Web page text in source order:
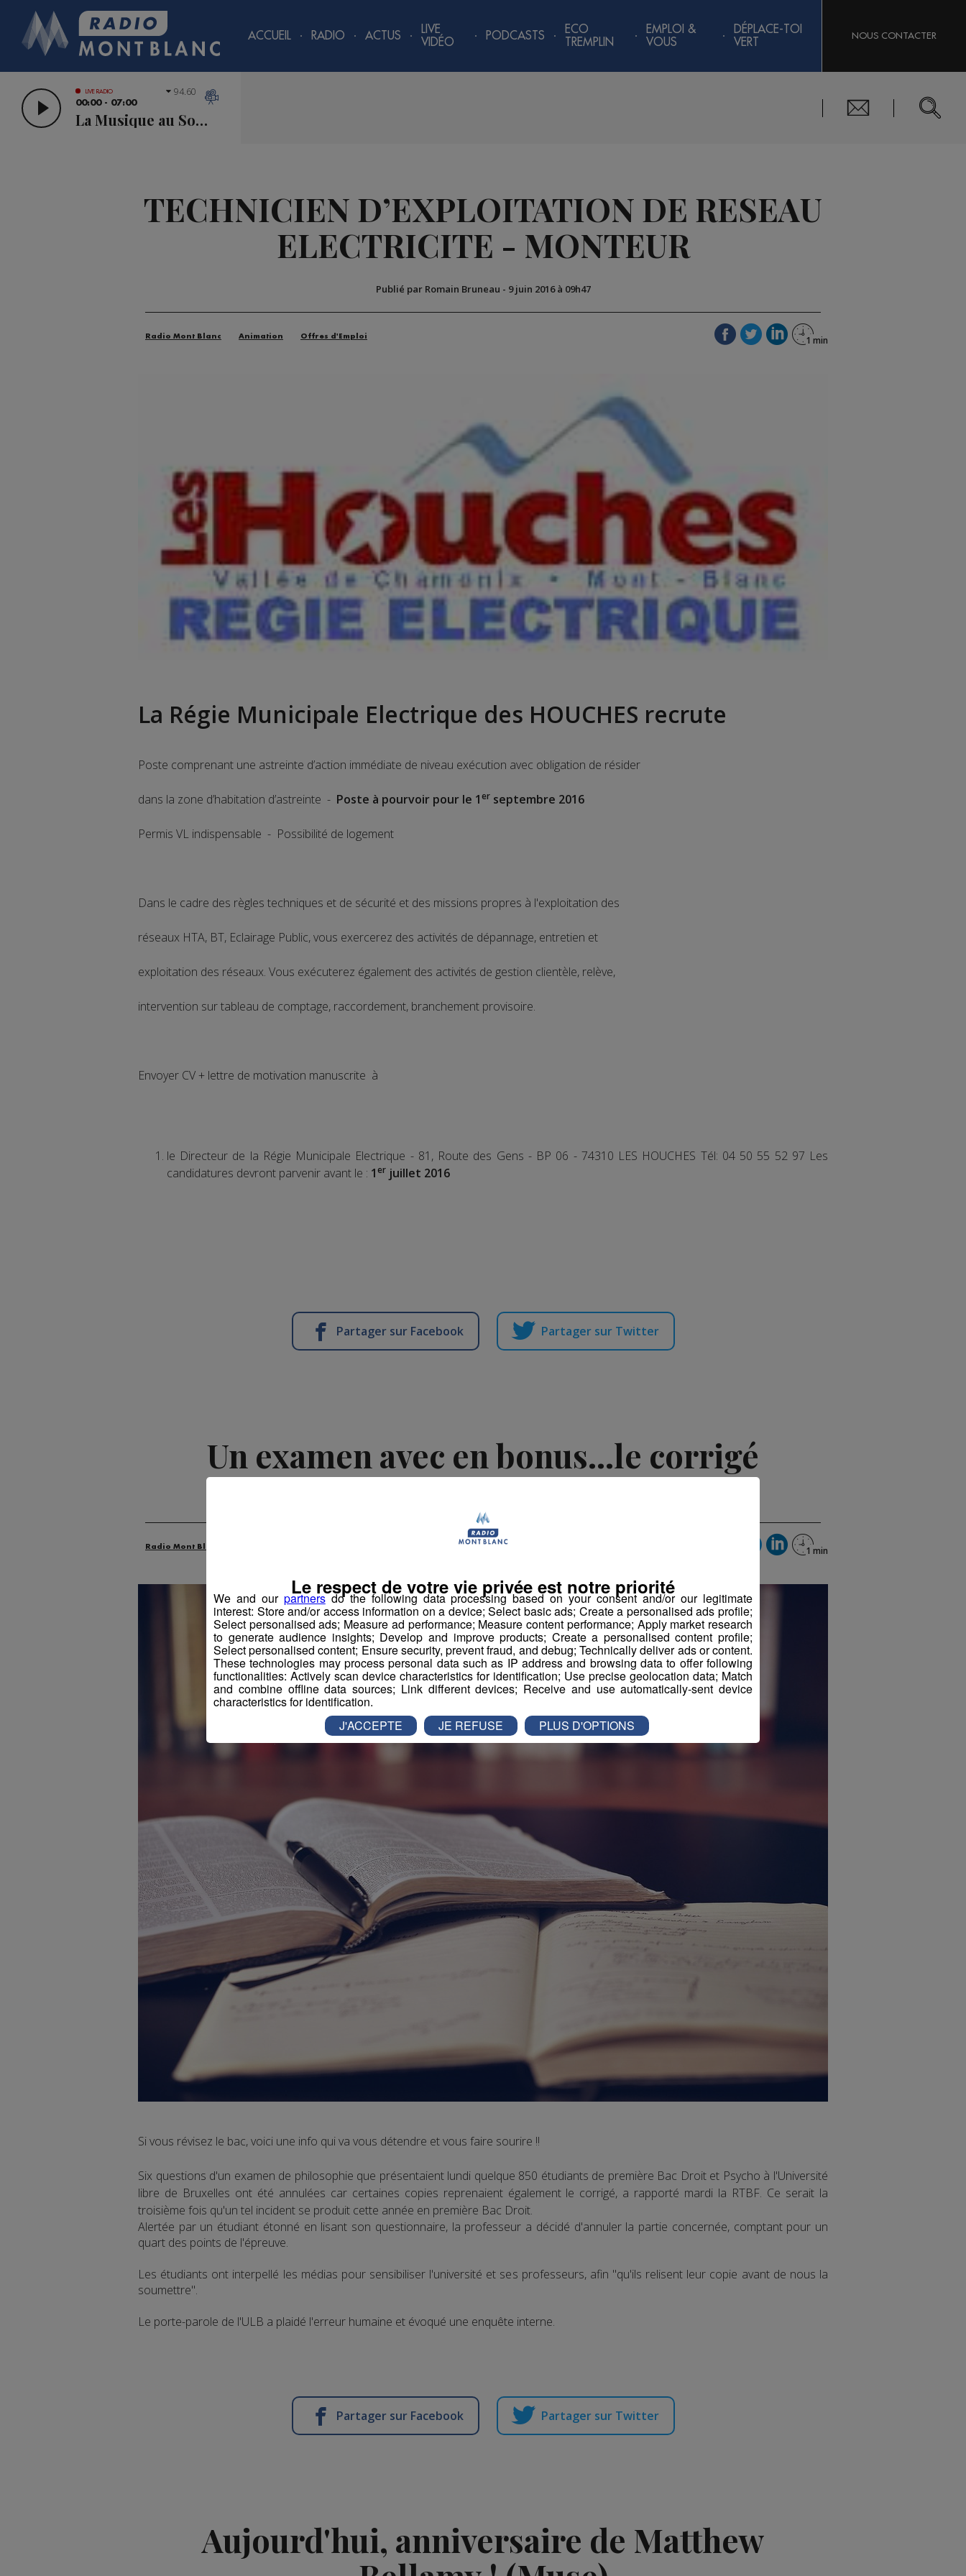
ACCUEIL RADIO ACTUS
LIVE
VIDÉO
PODCASTS
ECO
TREMPLIN
EMPLOI &
VOUS
DÉPLACE-TOI
VERT
NOUS CONTACTER
LIVE RADIO
00:00 - 07:00
La Musique au Sommet
94.60
TECHNICIEN D’EXPLOITATION DE RESEAU
ELECTRICITE - MONTEUR
Publié par Romain Bruneau - 9 juin 2016 à 09h47
Radio Mont Blanc Animation Offres d'Emploi
La Régie Municipale Electrique des HOUCHES recrute
Poste comprenant une astreinte d’action immédiate de niveau exécution avec obligation de résider
dans la zone d’habitation d’astreinte - Poste à pourvoir pour le 1er septembre 2016
Permis VL indispensable - Possibilité de logement
Dans le cadre des règles techniques et de sécurité et des missions propres à l'exploitation des
réseaux HTA, BT, Eclairage Public, vous exercerez des activités de dépannage, entretien et
exploitation des réseaux. Vous exécuterez également des activités de gestion clientèle, relève,
intervention sur tableau de comptage, raccordement, branchement provisoire.
Envoyer CV + lettre de motivation manuscrite à
le Directeur de la Régie Municipale Electrique - 81, Route des Gens - BP 06 - 74310 LES HOUCHES Tél: 04 50 55 52 97 Les
candidatures devront parvenir avant le : 1er juillet 2016
Partager sur Facebook Partager sur Twitter
Un examen avec en bonus...le corrigé
Radio Mont Blanc
Si vous révisez le bac, voici une info qui va vous détendre et vous faire sourire !!
Six questions d'un examen de philosophie que présentaient lundi quelque 850 étudiants de première Bac Droit et Psycho à l'Université
libre de Bruxelles ont été annulées car certaines copies reprenaient également le corrigé, a rapporté mardi la RTBF. Ce serait la
troisième fois qu'un tel incident se produit cette année en première Bac Droit.
Alertée par un étudiant étonné en lisant son questionnaire, la professeur a décidé d'annuler la partie concernée, comptant pour un
quart des points de l'épreuve.
Les étudiants ont interpellé les médias pour sensibiliser l'université et ses professeurs, afin "qu'ils relisent leur copie avant de nous la
soumettre".
Le porte-parole de l'ULB a plaidé l'erreur humaine et évoqué une enquête interne.
Partager sur Facebook Partager sur Twitter
Aujourd'hui, anniversaire de Matthew
We and our partnersdo the following data processing based on your consent and/or our legitimate
interest: Store and/or access information on a device; Select basic ads; Create a personalised ads profile;
Select personalised ads; Measure ad performance; Measure content performance; Apply market research
to generate audience insights; Develop and improve products; Create a personalised content profile;
Select personalised content; Ensure security, prevent fraud, and debug; Technically deliver ads or content.
These technologies may process personal data such as IP address and browsing data to offer following
functionalities: Actively scan device characteristics for identification; Use precise geolocation data; Match
and combine offline data sources; Link different devices; Receive and use automatically-sent device
characteristics for identification.
Le respect de votre vie privée est notre priorité
J'ACCEPTE JE REFUSE PLUS D'OPTIONS